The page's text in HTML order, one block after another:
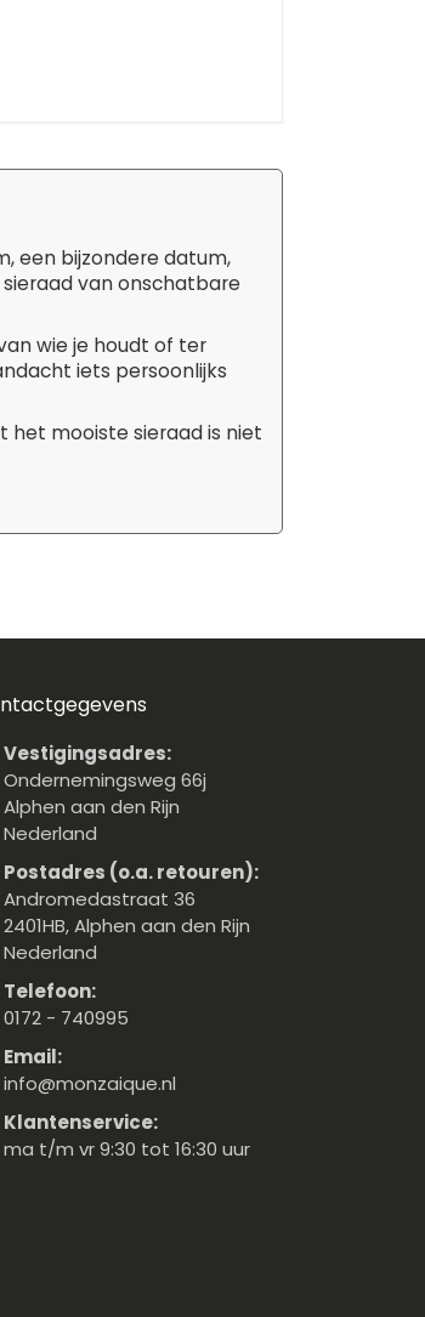
een bijzondere datum,
van onschatbare
wie je houdt of ter
iets persoonlijks
het mooiste sieraad is niet
Vestigingsadres:
Ondernemingsweg 66j
Alphen aan den Rijn
Nederland
Postadres (o.a. retouren):
Andromedastraat 36
2401HB, Alphen aan den Rijn
Nederland
Telefoon:
0172 - 740995
Email:
info@monzaique.nl
Klantenservice:
ma t/m vr 9:30 tot 16:30 uur